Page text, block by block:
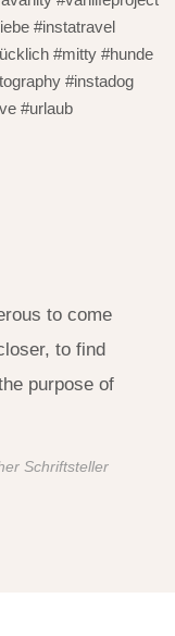
#instatravel
#mitty #hunde
#instadog
#urlaub
to come
to find
purpose of
Schriftsteller